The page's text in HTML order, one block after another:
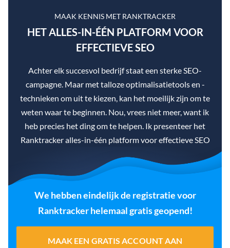
MAAK KENNIS MET RANKTRACKER
HET ALLES-IN-ÉÉN PLATFORM VOOR
EFFECTIEVE SEO
Achter elk succesvol bedrijf staat een sterke SEO-
campagne. Maar met talloze optimalisatietools en -
technieken om uit te kiezen, kan het moeilijk zijn om te
weten waar te beginnen. Nou, vrees niet meer, want ik
heb precies het ding om te helpen. Ik presenteer het
Ranktracker alles-in-één platform voor effectieve SEO
We hebben eindelijk de registratie voor
Ranktracker helemaal gratis geopend!
MAAK EEN GRATIS ACCOUNT AAN